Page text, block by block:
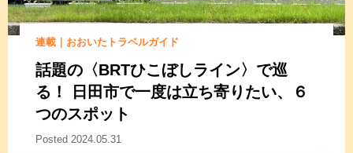
連載｜おおいたトラベルガイド
話題の〈BRTひこぼしライン〉で巡
る！
日田市で一度は立ち寄りたい、
６
つのスポット
Posted 2024.05.31